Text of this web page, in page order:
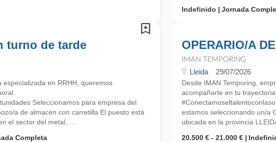
Indefinido
Jornada
turno de tarde
especializada en RRHH, queremos
Seleccionamos para empresa del
a de almacén con carretilla El puesto está
el sector del metal, ...
Completa
OPERARIO/A
IMAN TEMPORING
Lleida 29/07/2026
Desde IMAN Temporing,
acompañarte en tu
estamos seleccionando un/a
ubicada en la provincia
20.500 € - 21.000 €